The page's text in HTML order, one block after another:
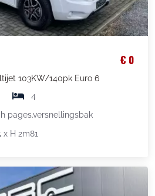
€ 0
103KW/140pk Euro 6
4
pages.versnellingsbak
x H 2m81